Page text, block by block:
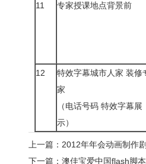
11 专家授课地点背景前
12
特效字幕城市人家 装修
家
（电话号码 特效字幕展
示）
上一篇： 2012年年会动画制作
下一篇： 澳佳宝爱中国flash脚本